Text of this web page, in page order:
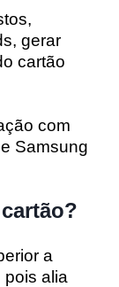
gerar
cartão
com
Samsung
a
pois alia